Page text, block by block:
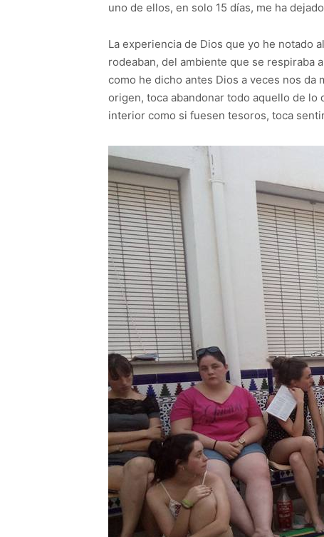
uno de ellos, en solo 15 días, me ha
La experiencia de Dios que yo he notado
rodeaban, del ambiente que se respiraba
como he dicho antes Dios a veces nos
origen, toca abandonar todo aquello de
interior como si fuesen tesoros, toca